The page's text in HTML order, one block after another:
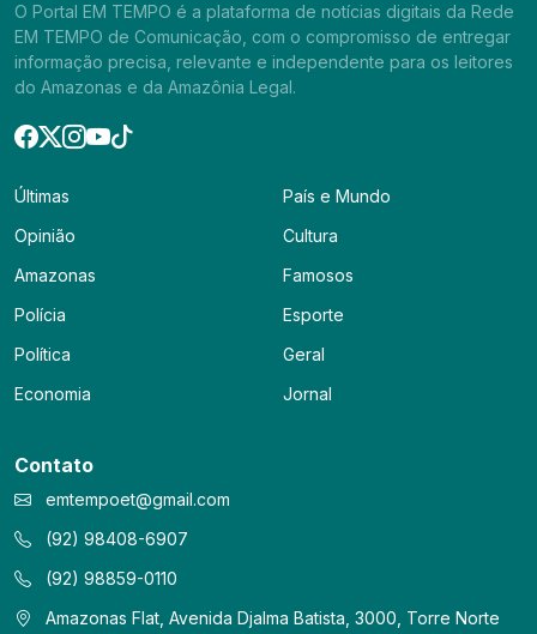
O Portal EM TEMPO é a plataforma de notícias digitais da Rede
EM TEMPO de Comunicação, com o compromisso de entregar
informação precisa, relevante e independente para os leitores
do Amazonas e da Amazônia Legal.
Últimas
Opinião
Amazonas
Polícia
Política
Economia
País e Mundo
Cultura
Famosos
Esporte
Geral
Jornal
Contato
emtempoet@gmail.com
(92) 98408-6907
(92) 98859-0110
Amazonas Flat, Avenida Djalma Batista, 3000, Torre Norte